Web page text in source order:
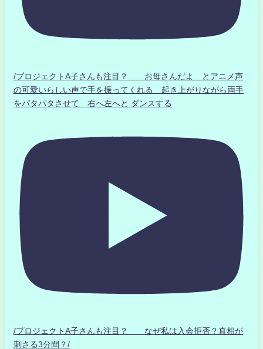
/プロジェクトA子さんも注目？ お母さんだよ とアニメ声
の可愛いらしい声で手を振ってくれる 起き上がりながら両手
をパタパタさせて 右へ左へと ダンスする
/プロジェクトA子さんも注目？ なぜ私は入会拒否？真相が
刺さる3分間？/